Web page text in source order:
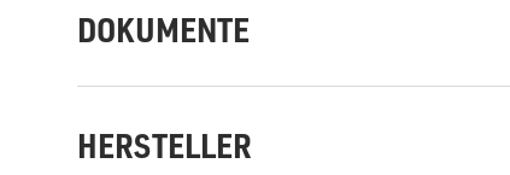
DOKUMENTE
HERSTELLER